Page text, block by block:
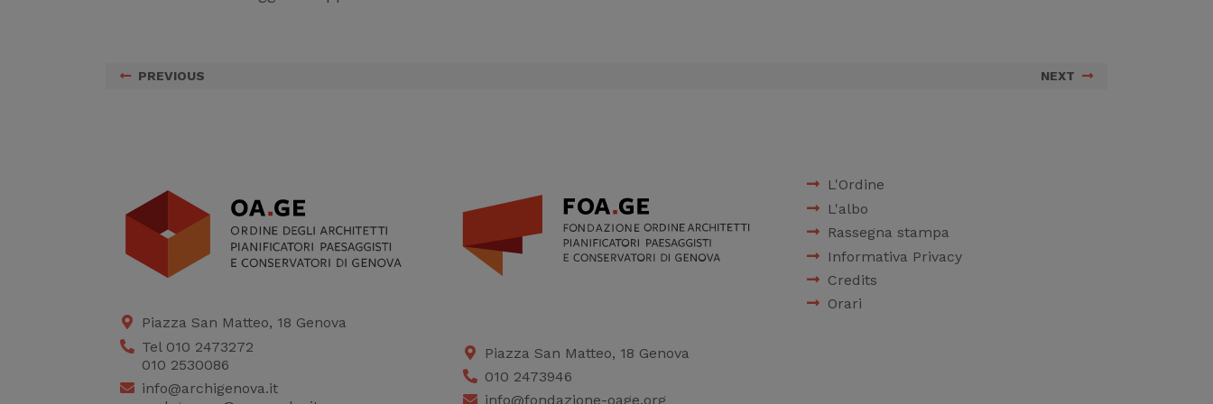
PREVIOUS NEXT
Piazza San Matteo, 18 Genova
Tel 010 2473272
010 2530086
info@archigenova.it
Piazza San Matteo, 18 Genova
010 2473946
info@fondazione-oage.org
L'Ordine
L'albo
Rassegna stampa
Informativa Privacy
Credits
Orari